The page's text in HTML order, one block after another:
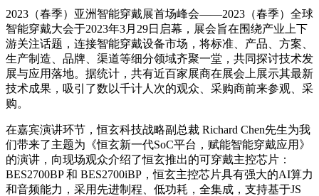
2023（春季）亚洲智能穿戴展首场峰会——2023（春季）全球
智能穿戴大会于2023年3月29日启幕，展会旨在围绕产业上下
游关注话题，连接智能穿戴设备市场，将标准、产品、方案、
生产制造、品牌、渠道等细分领域齐聚一堂，共同探讨技术发
展与应用落地。据统计，共有近百家展商在展会上展示其最新
技术成果，吸引了数以千计人次的观众、采购商前来参观、采
购。
在嘉宾演讲环节，恒玄科技战略副总裁 Richard Chen先生为我
们带来了主题为《恒玄新一代SoC平台，赋能智能穿戴应用》
的演讲，向现场观众介绍了恒玄推出的可穿戴主控芯片：
BES2700BP 和 BES2700iBP，恒玄主控芯片具有强大的AI算力
和音频能力，采用先进制程、低功耗，全集成，支持基于JS